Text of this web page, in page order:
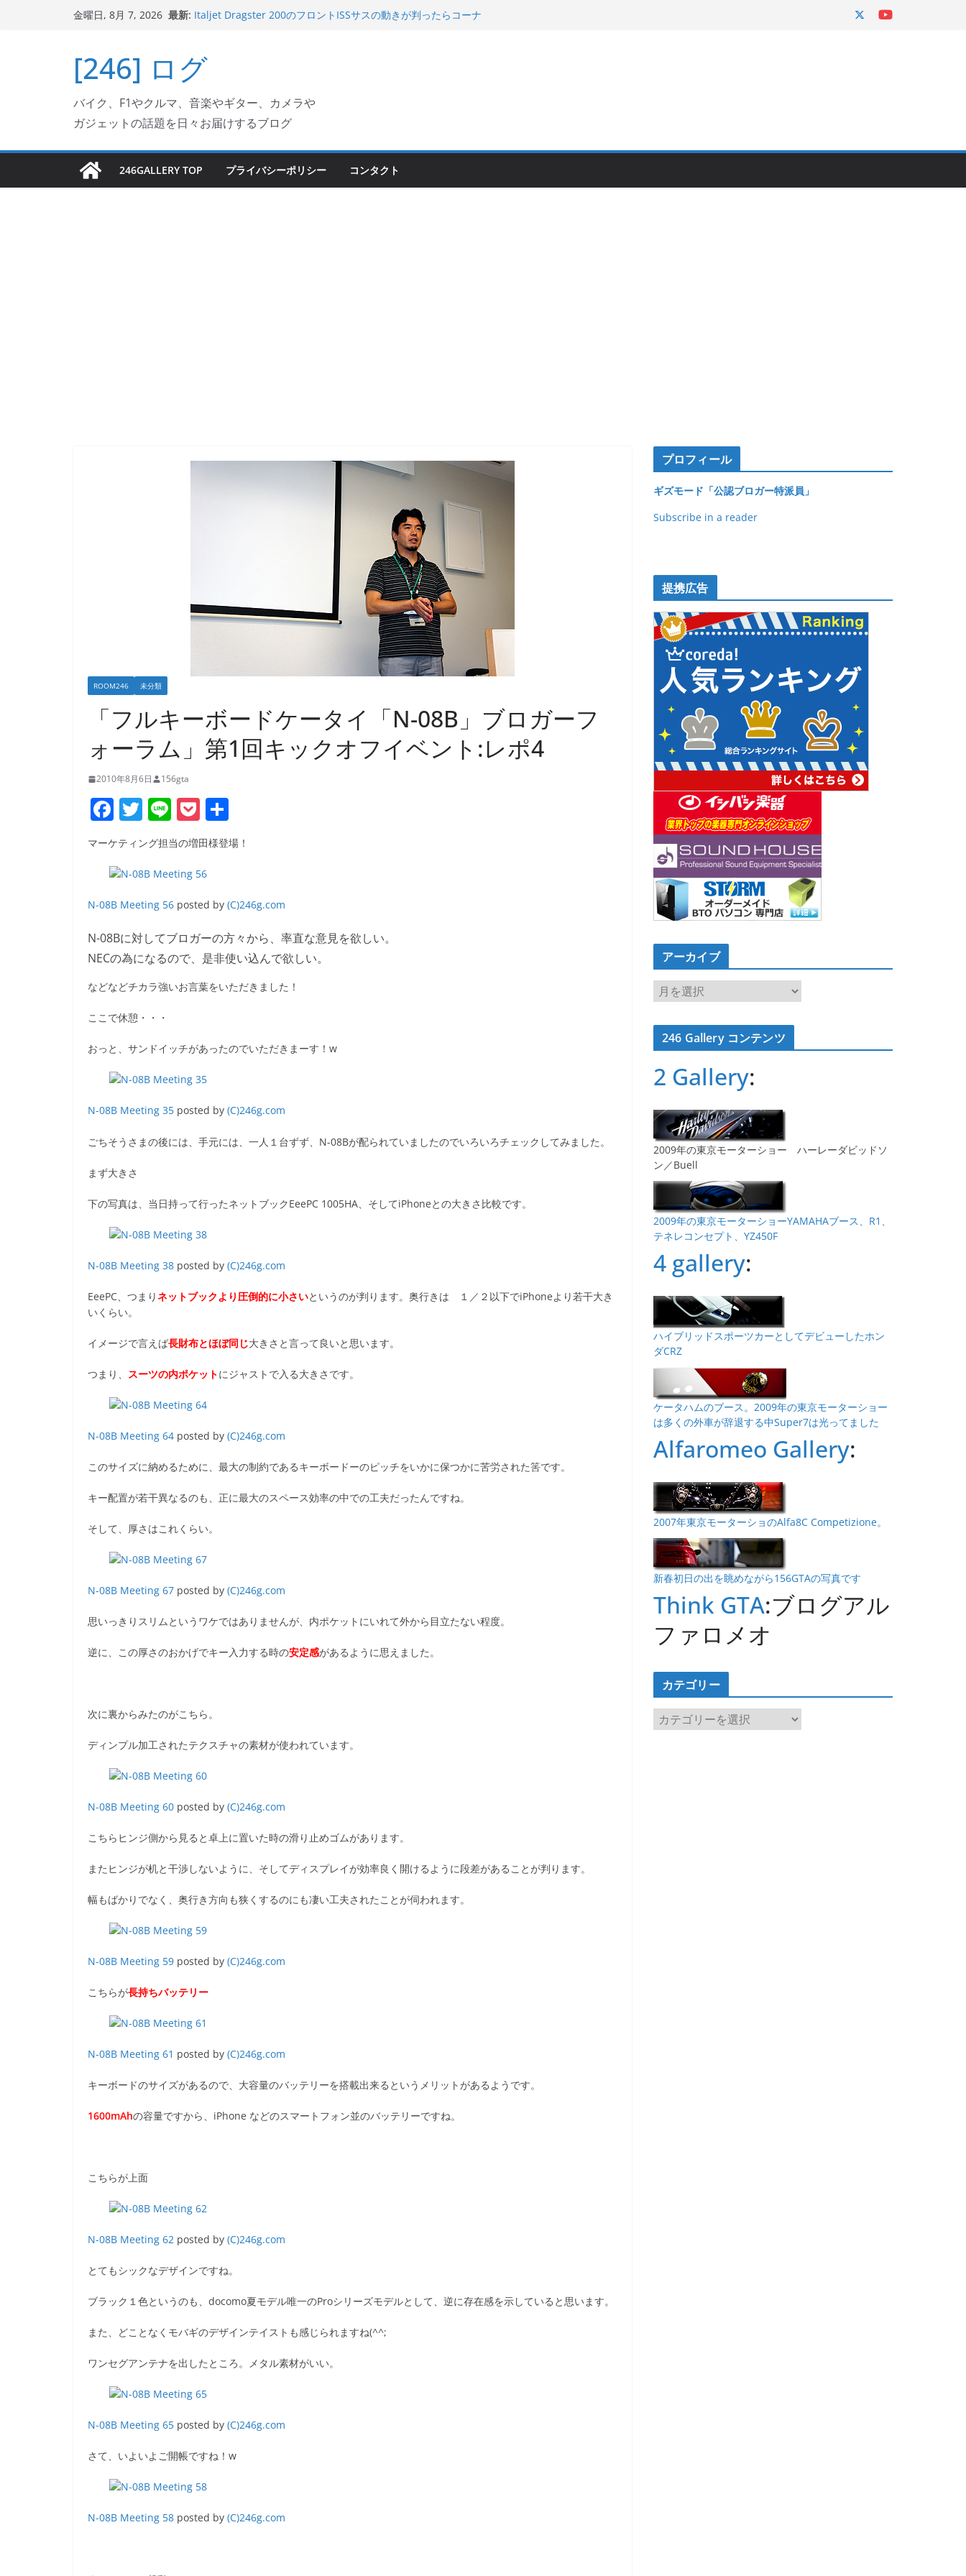
キ
プ
金曜日, 8月 7, 2026 最新: Italjet Dragster 200のフロントISSサスの動きが判ったらコーナ
ホルダー付けて、ガラスコーティング行って来た
Jeff Beck 逝去
岩手県奥州市へのふるさと納税で KGR HARMONY 南部鉄器エ
フェクターが返礼品でもらえる！
[246] ログ
バイク、F1やクルマ、音楽やギター、カメラや
ガジェットの話題を日々お届けするブログ
246GALLERY TOP プライバシーポリシー コンタクト
ROOM246 未分類
「フルキーボードケータイ「N-08B」ブロガーフ
ォーラム」第1回キックオフイベント:レポ4
2010年8月6日 156gta
F
a
c
e
b
o
k
T
w
itt
er
Li
n
e
P
o
ck
et
有
マーケティング担当の増田様登場！
N-08B Meeting 56 posted by (C)246g.com
N-08Bに対してブロガーの方々から、率直な意見を欲しい。
NECの為になるので、是非使い込んで欲しい。
などなどチカラ強いお言葉をいただきました！
ここで休憩・・・
おっと、サンドイッチがあったのでいただきまーす！w
N-08B Meeting 35 posted by (C)246g.com
ごちそうさまの後には、 手元には、一人１台ずず、N-08Bが配られていましたのでいろいろチェックしてみました。
まず大きさ
下の写真は、当日持って行ったネットブックEeePC 1005HA、そしてiPhoneとの大きさ比較です。
N-08B Meeting 38 posted by (C)246g.com
EeePC、つまりネットブックより圧倒的に小さいというのが判ります。奥行きは １／２以下でiPhoneより若干大き
いくらい。
イメージで言えば長財布とほぼ同じ大きさと言って良いと思います。
つまり、 スーツの内ポケットにジャストで入る大きさです。
N-08B Meeting 64 posted by (C)246g.com
このサイズに納めるために、最大の制約であるキーボードーのピッチをいかに保つかに苦労された筈です。
キー配置が若干異なるのも、正に最大のスペース効率の中での工夫だったんですね。
そして、厚さはこれくらい。
N-08B Meeting 67 posted by (C)246g.com
思いっきりスリムというワケではありませんが、内ポケットにいれて外から目立たない程度。
逆に、この厚さのおかげでキー入力する時の安定感があるように思えました。
次に裏からみたのがこちら。
ディンプル加工されたテクスチャの素材が使われています。
N-08B Meeting 60 posted by (C)246g.com
こちらヒンジ側から見ると卓上に置いた時の滑り止めゴムがあります。
またヒンジが机と干渉しないように、そしてディスプレイが効率良く開けるように段差があることが判ります。
幅もばかりでなく、奥行き方向も狭くするのにも凄い工夫されたことが伺われます。
N-08B Meeting 59 posted by (C)246g.com
こちらが長持ちバッテリー
N-08B Meeting 61 posted by (C)246g.com
キーボードのサイズがあるので、大容量のバッテリーを搭載出来るというメリットがあるようです。
1600mAhの容量ですから、iPhone などのスマートフォン並のバッテリーですね。
こちらが上面
N-08B Meeting 62 posted by (C)246g.com
とてもシックなデザインですね。
ブラック１色というのも、docomo夏モデル唯一のProシリーズモデルとして、逆に存在感を示していると思います。
また、どことなくモバギのデザインテイストも感じられますね(^^;
ワンセグアンテナを出したところ。メタル素材がいい。
N-08B Meeting 65 posted by (C)246g.com
さて、いよいよご開帳ですね！w
N-08B Meeting 58 posted by (C)246g.com
プロフィール
ギズモード「公認ブロガー特派員」
Subscribe in a reader
提携広告
アーカイブ
ア
ー
カ
イ246 Gallery コンテンツ
2 Gallery:
2009年の東京モーターショー ハーレーダビッドソ
ン／Buell
2009年の東京モーターショーYAMAHAブース、R1、
テネレコンセプト、YZ450F
4 gallery:
ハイブリッドスポーツカーとしてデビューしたホン
ダCRZ
ケータハムのブース。2009年の東京モーターショー
は多くの外車が辞退する中Super7は光ってました
Alfaromeo Gallery:
2007年東京モーターショのAlfa8C Competizione。
新春初日の出を眺めながら156GTAの写真です
Think GTA:ブログアル
ファロメオ
カテゴリー
カ
テ